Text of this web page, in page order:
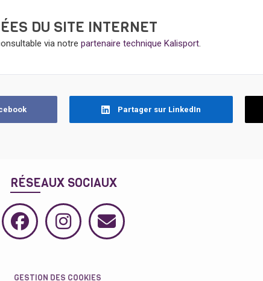
DU SITE INTERNET
via notre partenaire technique Kalisport.
Partager sur LinkedIn
RÉSEAUX SOCIAUX
GESTION DES COOKIES